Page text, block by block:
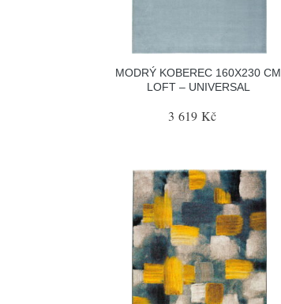
MODRÝ KOBEREC 160X230 CM
LOFT – UNIVERSAL
3 619 Kč